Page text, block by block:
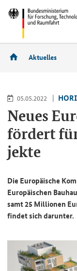
Aktuelles
05.05.2022
Neues
för­dert
jek­te
Die Eu­ro­päi­sche
Eu­ro­päi­schen
samt 25 Mil­lio­nen
fin­det sich dar­un­ter.